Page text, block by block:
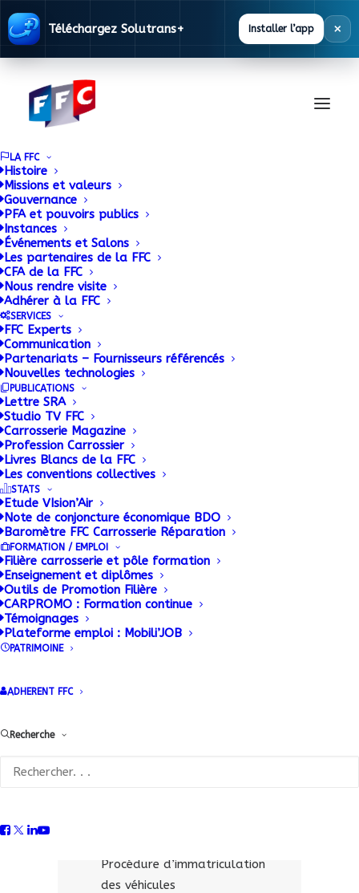
Téléchargez Solutrans+ Installer l’app ×
LA FFC
Histoire
Missions et valeurs
Gouvernance
PFA et pouvoirs publics
Instances
Événements et Salons
Les partenaires de la FFC
CFA de la FFC
Nous rendre visite
Adhérer à la FFC
SERVICES
FFC Experts
Communication
Partenariats – Fournisseurs référencés
Nouvelles technologies
PUBLICATIONS
Lettre SRA
Studio TV FFC
Carrosserie Magazine
Profession Carrossier
Livres Blancs de la FFC
Les conventions collectives
STATS
Etude VIsion’Air
Note de conjoncture économique BDO
Baromètre FFC Carrosserie Réparation
FORMATION / EMPLOI
Filière carrosserie et pôle formation
Enseignement et diplômes
Outils de Promotion Filière
CARPROMO : Formation continue
Témoignages
Plateforme emploi : Mobili’JOB
PATRIMOINE
ADHERENT FFC
Recherche
La FFC CONSTRUCTEURS met à
disposition des ses adhérents une base
documentaire alimentée en permanence.
Accueil FFC Constructeurs
Dernières publications FFC
Constructeurs
Procédure d’immatriculation
des véhicules